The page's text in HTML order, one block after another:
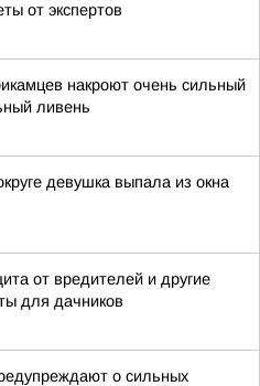
от экспертов
накроют очень сильный
ливень
девушка выпала из окна
от вредителей и другие
для дачников
о сильных